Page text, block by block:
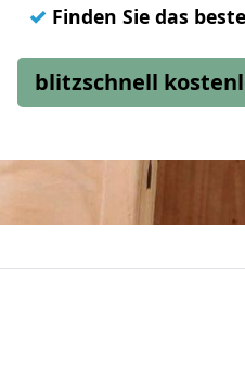
✓ Finden Sie das
blitzschnell